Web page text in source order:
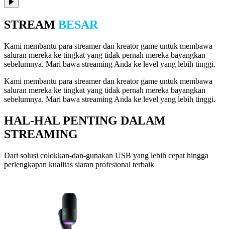
STREAM BESAR
Kami membantu para streamer dan kreator game untuk membawa
saluran mereka ke tingkat yang tidak pernah mereka bayangkan
sebelumnya. Mari bawa streaming Anda ke level yang lebih tinggi.
Kami membantu para streamer dan kreator game untuk membawa
saluran mereka ke tingkat yang tidak pernah mereka bayangkan
sebelumnya. Mari bawa streaming Anda ke level yang lebih tinggi.
HAL-HAL PENTING DALAM
STREAMING
Dari solusi colokkan-dan-gunakan USB yang lebih cepat hingga
perlengkapan kualitas siaran profesional terbaik